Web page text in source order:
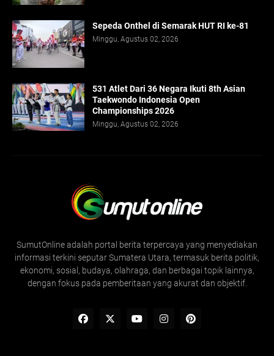
Sepeda Onthel di Semarak HUT RI ke-81
Minggu, Agustus 02, 2026
531 Atlet Dari 36 Negara Ikuti 8th Asian
Taekwondo Indonesia Open
Championships 2026
Minggu, Agustus 02, 2026
SumutOnline adalah portal berita terpercaya yang menyediakan
informasi terkini seputar Sumatera Utara, termasuk berita politik,
ekonomi, sosial, budaya, olahraga, dan berbagai topik lainnya,
dengan fokus pada pemberitaan yang akurat dan objektif.